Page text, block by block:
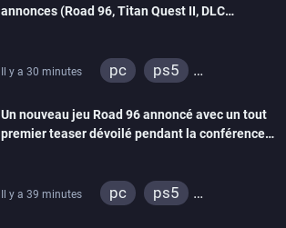
annonces (Road 96, Titan Quest II, DLC
Il y a 30 minutes pc
ps5
stadia
ps4
xbox one
switch 2
Un nouveau jeu Road 96 annoncé avec un tout
premier teaser dévoilé pendant la conférence
Il y a 39 minutes pc
ps5